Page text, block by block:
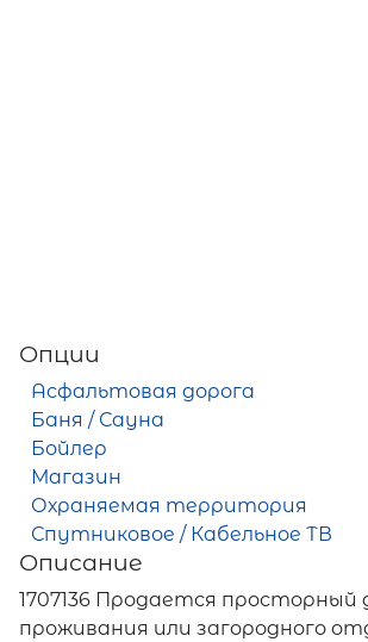
Опции
Асфальтовая дорога
Баня / Сауна
Бойлер
Магазин
Охраняемая территория
Спутниковое / Кабельное ТВ
Описание
1707136 Продается
проживания или загородного